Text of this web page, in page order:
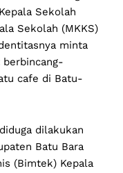
Sekolah
Sekolah (MKKS)
minta
berbincang-
cafe di Batu-
dilakukan
Batu Bara
(Bimtek) Kepala